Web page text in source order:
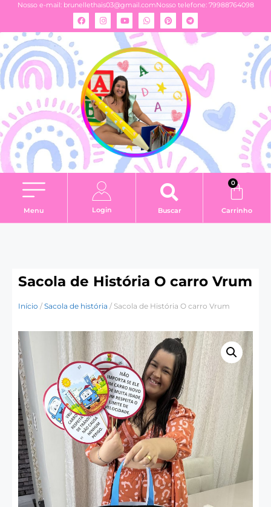
Nosso e-mail: brunellethais03@gmail.comNosso telefone: 79988764098
Menu Login Buscar
0
Carrinho
Sacola de História O carro Vrum
Início / Sacola de história / Sacola de História O carro Vrum